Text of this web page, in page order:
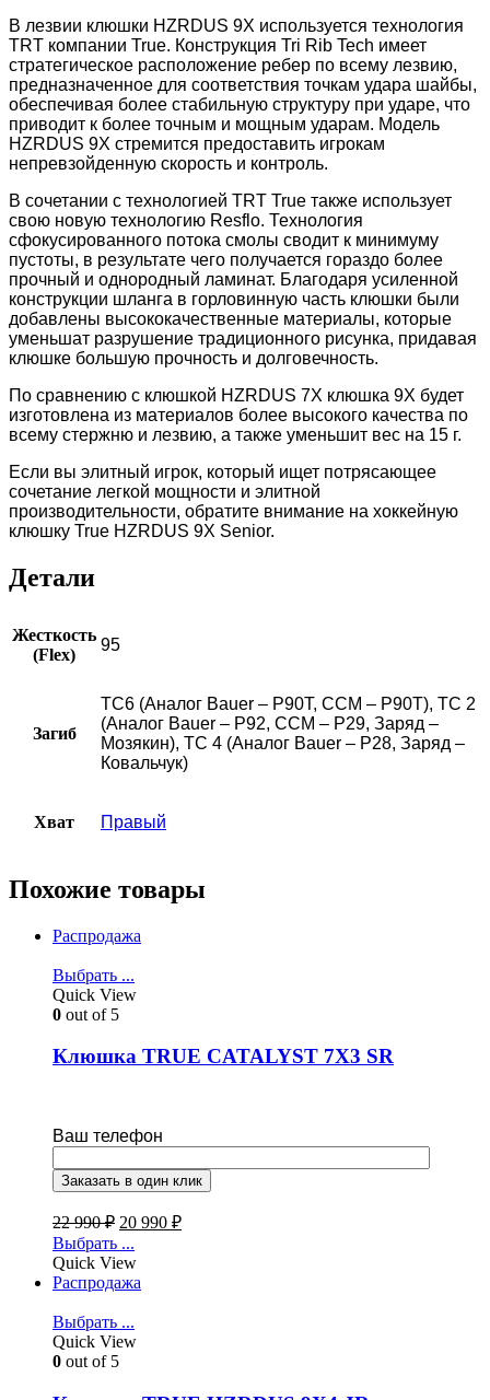
В лезвии клюшки HZRDUS 9X используется технология
TRT компании True. Конструкция Tri Rib Tech имеет
стратегическое расположение ребер по всему лезвию,
предназначенное для соответствия точкам удара шайбы,
обеспечивая более стабильную структуру при ударе, что
приводит к более точным и мощным ударам. Модель
HZRDUS 9X стремится предоставить игрокам
непревзойденную скорость и контроль.
В сочетании с технологией TRT True также использует
свою новую технологию Resflo. Технология
сфокусированного потока смолы сводит к минимуму
пустоты, в результате чего получается гораздо более
прочный и однородный ламинат. Благодаря усиленной
конструкции шланга в горловинную часть клюшки были
добавлены высококачественные материалы, которые
уменьшат разрушение традиционного рисунка, придавая
клюшке большую прочность и долговечность.
По сравнению с клюшкой HZRDUS 7X клюшка 9X будет
изготовлена из материалов более высокого качества по
всему стержню и лезвию, а также уменьшит вес на 15 г.
Если вы элитный игрок, который ищет потрясающее
сочетание легкой мощности и элитной
производительности, обратите внимание на хоккейную
клюшку True HZRDUS 9X Senior.
Детали
Жесткость
(Flex)
95
Загиб
ТС6 (Аналог Bauer – P90T, CCM – P90T), TC 2
(Аналог Bauer – P92, CCM – P29, Заряд –
Мозякин), TC 4 (Аналог Bauer – P28, Заряд –
Ковальчук)
Хват Правый
Похожие товары
Распродажа
Выбрать ...
Quick View
0 out of 5
Клюшка TRUE CATALYST 7X3 SR
Ваш телефон
22 990₽ 20 990 ₽
Выбрать ...
Quick View
Распродажа
Выбрать ...
Quick View
0 out of 5